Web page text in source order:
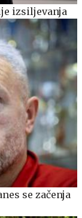
izsiljevanja
se začenja